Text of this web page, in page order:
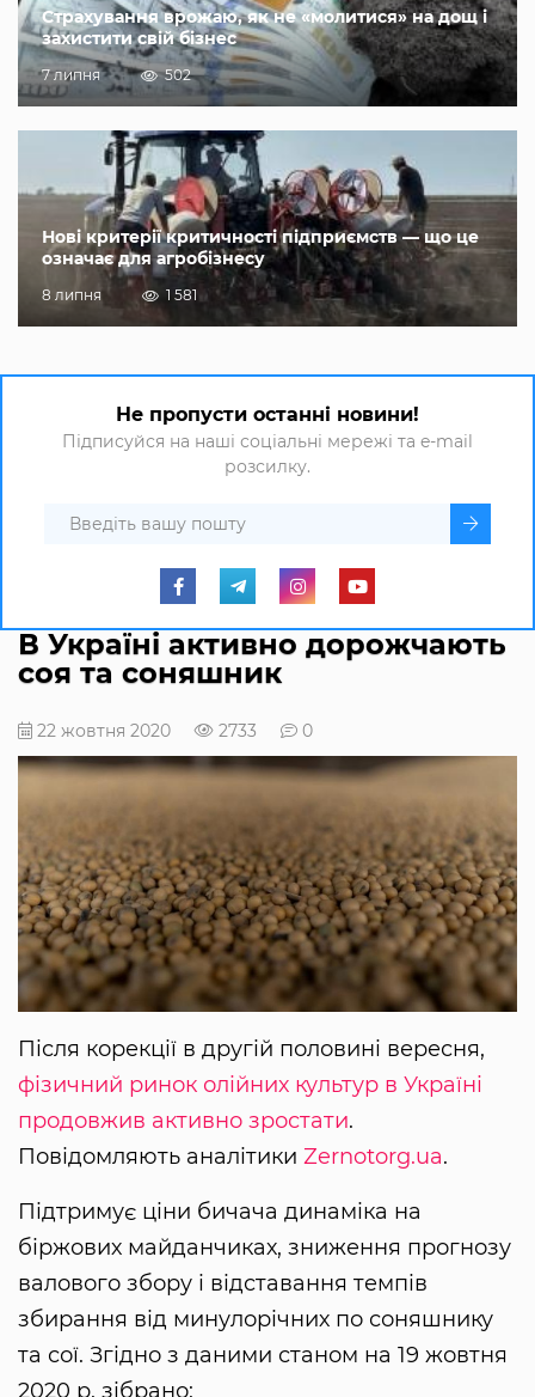
Страхування врожаю, як не «молитися» на дощ і
захистити свій бізнес
7 липня 502
Нові критерії критичності підприємств — що це
означає для агробізнесу
8 липня 1 581
Не пропусти останні новини!
Підписуйся на наші соціальні мережі та e-mail
розсилку.
В Україні активно дорожчають
соя та соняшник
22 жовтня 2020 2733 0
Після корекції в другій половині вересня,
фізичний ринок олійних культур в Україні
продовжив активно зростати.
Повідомляють аналітики Zernotorg.ua.
Підтримує ціни бичача динаміка на
біржових майданчиках, зниження прогнозу
валового збору і відставання темпів
збирання від минулорічних по соняшнику
та сої. Згідно з даними станом на 19 жовтня
2020 р. зібрано: